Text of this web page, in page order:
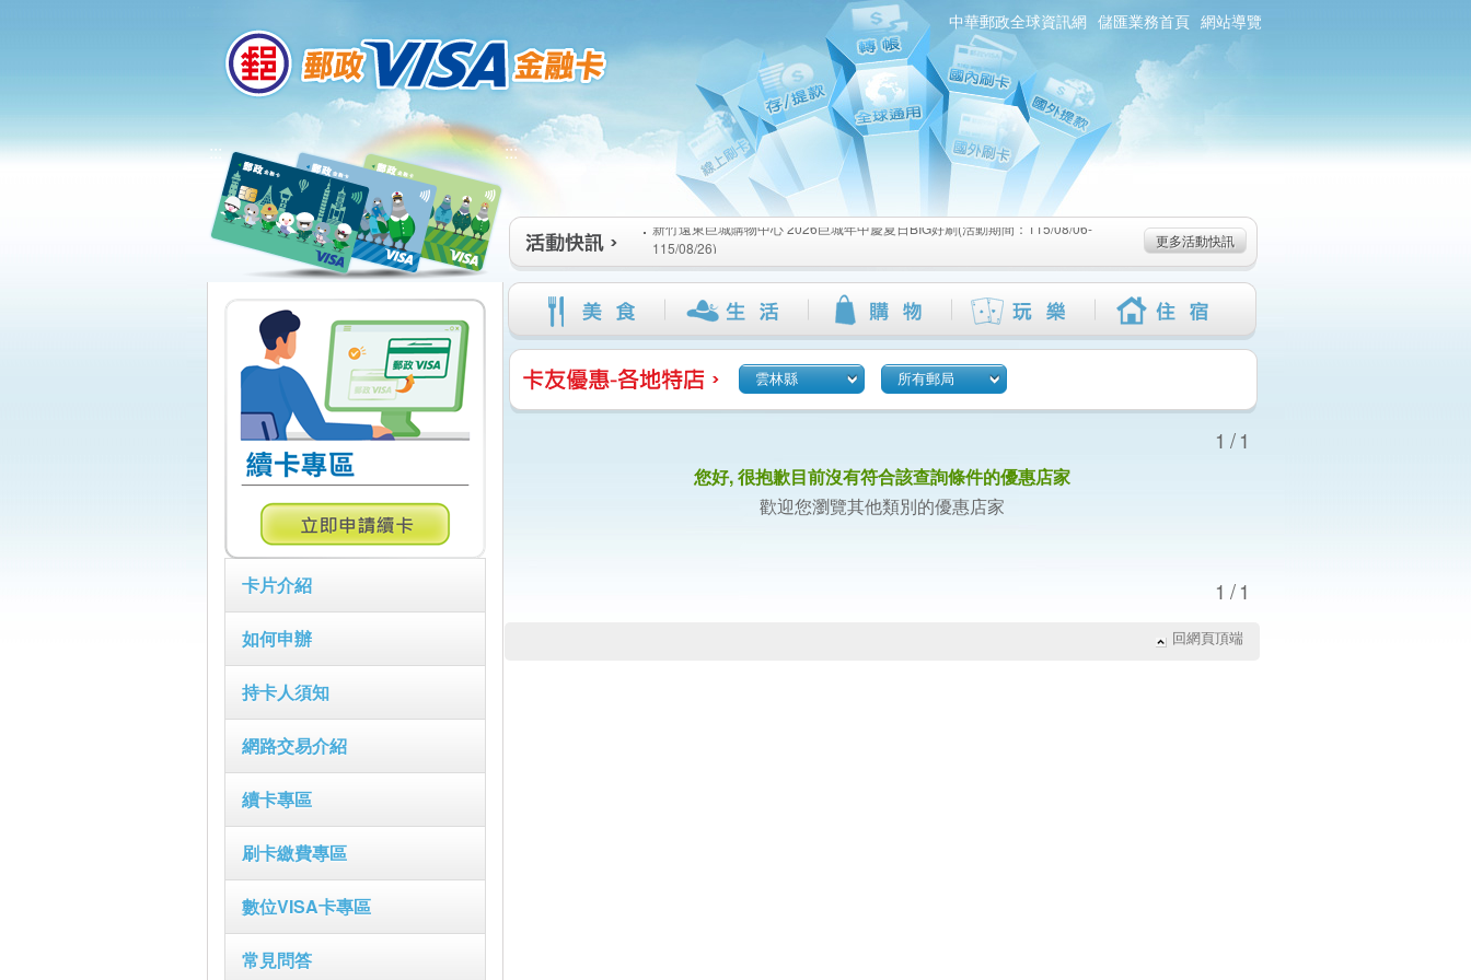
中華郵政全球資訊網 儲匯業務首頁 網站導覽
:::
卡片介紹
如何申辦
持卡人須知
網路交易介紹
續卡專區
刷卡繳費專區
數位VISA卡專區
常見問答
:::
新竹遠東巨城購物中心 2026巨城年中慶夏日BIG好刷(活動期間：115/08/06-
115/08/26)
臺北三創生活 有點東西第2波 刷卡郵好禮(活動期間：115/08/06-115/09/02)
桃園大江國際購物中心 好饗去大江檔期(活動期間：115/08/01-115/08/19)
新竹遠東巨城購物中心 2026巨城年中慶夏日BIG好刷(活動期間：115/08/06-
115/08/26)
臺北三創生活 有點東西第2波 刷卡郵好禮(活動期間：115/08/06-115/09/02)
桃園大江國際購物中心 好饗去大江檔期(活動期間：115/08/01-115/08/19)
更多活動快訊
雲林縣 所有郵局
1/1
您好, 很抱歉目前沒有符合該查詢條件的優惠店家
歡迎您瀏覽其他類別的優惠店家
1/1
回網頁頂端